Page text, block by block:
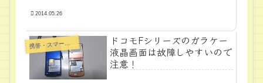
2014.05.26
携帯・スマートフォン・タブレットPC
ドコモFシリーズのガラケー
液晶画面は故障しやすいので
注意！